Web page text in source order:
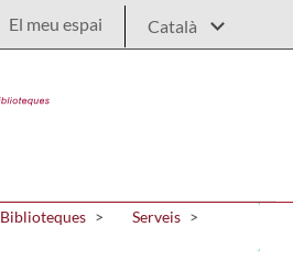
El meu espai
Biblioteques
Serveis